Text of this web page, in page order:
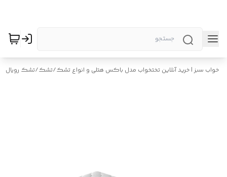
خواب سبز | خرید آنلاین تختخواب مدل باکس هتلی و انواع تشک/تشک/تشک رویال